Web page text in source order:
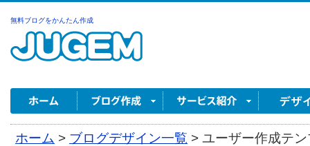
無料ブログをかんたん作成
ホーム > ブログデザイン一覧 > ユーザー作成テ